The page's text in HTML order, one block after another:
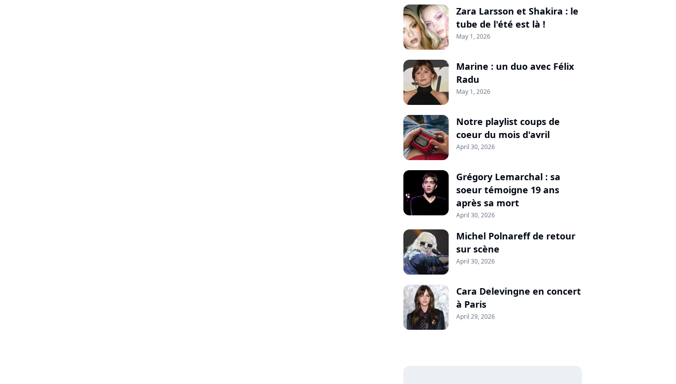
Zara Larsson et Shakira : le
tube de l'été est là !
May 1, 2026
Marine : un duo avec Félix
Radu
May 1, 2026
Notre playlist coups de
coeur du mois d'avril
April 30, 2026
Grégory Lemarchal : sa
soeur témoigne 19 ans
après sa mort
April 30, 2026
Michel Polnareff de retour
sur scène
April 30, 2026
Cara Delevingne en concert
à Paris
April 29, 2026